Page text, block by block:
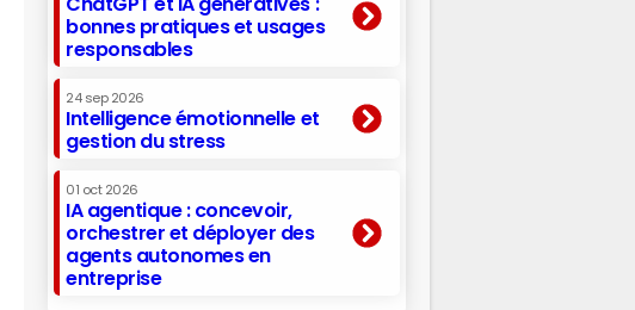
bonnes pratiques et usages
responsables
24 sep 2026
Intelligence émotionnelle et
gestion du stress
01 oct 2026
IA agentique : concevoir,
orchestrer et déployer des
agents autonomes en
entreprise